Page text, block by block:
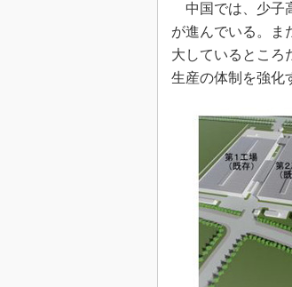
中国では、少子
が進んでいる。ま
大しているところ
生産の体制を強化